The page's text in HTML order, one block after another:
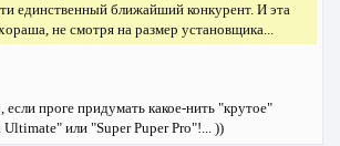
единственный ближайший конкурент. И эта
не смотря на размер установщика...
проге придумать какое-нить "крутое"
Ultimate" или "Super Puper Pro"!... ))